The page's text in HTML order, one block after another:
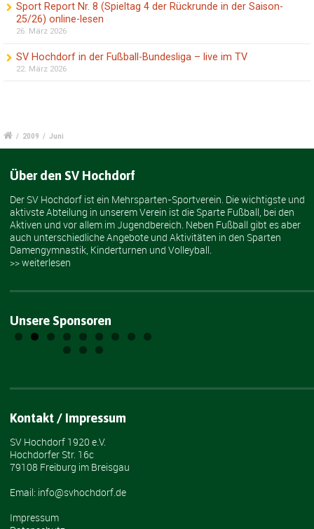
Sport Report Nr. 8 (Spieltag 4 der Rückrunde in der Saison-
25/26) online-lesen
26. März 2026
SV Hochdorf in der Fußball-Bundesliga – live im TV
22. März 2026
/ 2009 / Juni
Über den SV Hochdorf
Der SV Hochdorf ist ein Mehrsparten-Sportverein. Die wichtigste und
aktivste Abteilung in unserem Verein ist die Sparte Fußball, bei den
Aktiven und vor allem im Jugendbereich. Neben Fußball gibt es aber
auch unterschiedliche Angebote und Aktivitäten in den Sparten
Damengymnastik, Kinderturnen und Volleyball.
>> weiterlesen
Unsere Sponsoren
Kontakt / Impressum
SV Hochdorf 1920 e.V.
Hochdorfer Str. 16c
79108 Freiburg im Breisgau
Email: info@svhochdorf.de
Impressum